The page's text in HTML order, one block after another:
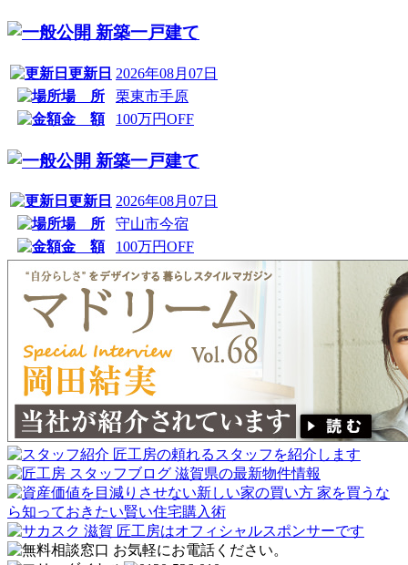
新築一戸建て
更新日 2026年08月07日
場 所
栗東市手原
金 額
100万円OFF
新築一戸建て
更新日 2026年08月07日
場 所
守山市今宿
金 額
100万円OFF